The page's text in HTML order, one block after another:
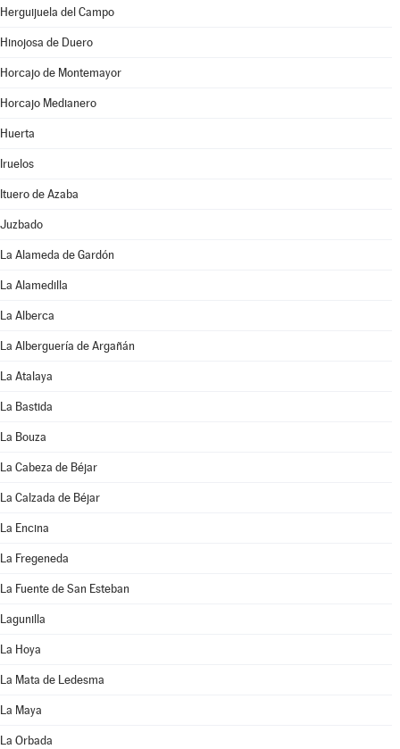
Herguijuela del Campo
Hinojosa de Duero
Horcajo de Montemayor
Horcajo Medianero
Huerta
Iruelos
Ituero de Azaba
Juzbado
La Alameda de Gardón
La Alamedilla
La Alberca
La Alberguería de Argañán
La Atalaya
La Bastida
La Bouza
La Cabeza de Béjar
La Calzada de Béjar
La Encina
La Fregeneda
La Fuente de San Esteban
Lagunilla
La Hoya
La Mata de Ledesma
La Maya
La Orbada